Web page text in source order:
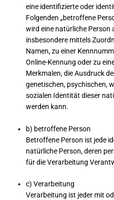
eine identifizierte oder
Folgenden „betroffene
wird eine natürliche Person
insbesondere mittels
Namen, zu einer
Online-Kennung oder zu
Merkmalen, die Ausdruck
genetischen, psychischen,
sozialen Identität dieser
werden kann.
b) betroffene Person
Betroffene Person ist jede
natürliche Person, deren
für die Verarbeitung
c) Verarbeitung
Verarbeitung ist jeder mit